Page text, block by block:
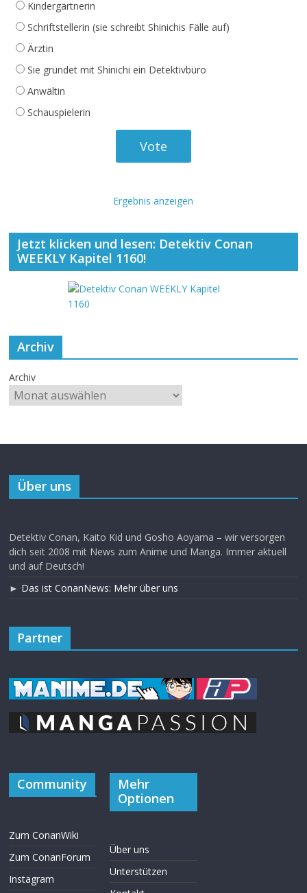
Kindergärtnerin
Schriftstellerin (sie schreibt Shinichis Fälle auf)
Ärztin
Sie gründet mit Shinichi ein Detektivbüro
Anwältin
Schauspielerin
Ergebnis anzeigen
Jetzt klicken und lesen: Detektiv Conan
WEEKLY Kapitel 1160!
Archiv
Archiv
Über uns
Detektiv Conan, Kaito Kid und Gosho Aoyama – wir versorgen
dich seit 2008 mit News zum Anime und Manga. Immer aktuell
und auf Deutsch!
► Das ist ConanNews: Mehr über uns
Partner
Community
Zum ConanWiki
Zum ConanForum
Instagram
Mehr
Optionen
Über uns
Unterstützen